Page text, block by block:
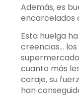
Además, es
encarcelados
Esta huelga
creencias…
cuanto más
coraje, su
han